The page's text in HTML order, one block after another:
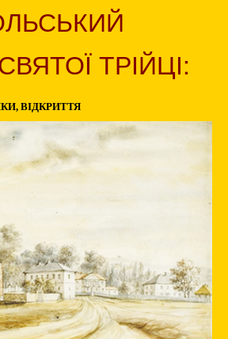
ТРІЙЦІ:
ВІДКРИТТЯ